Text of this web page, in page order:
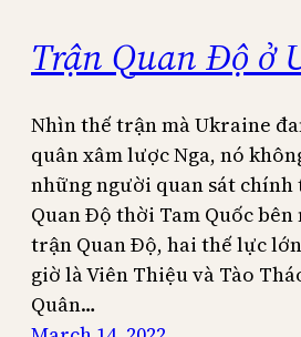
Trận Quan Độ ở
Nhìn thế trận mà Ukraine
quân xâm lược Nga, nó
những người quan sát
Quan Độ thời Tam Quốc
trận Quan Độ, hai thế lực
giờ là Viên Thiệu và Tào
Quân…